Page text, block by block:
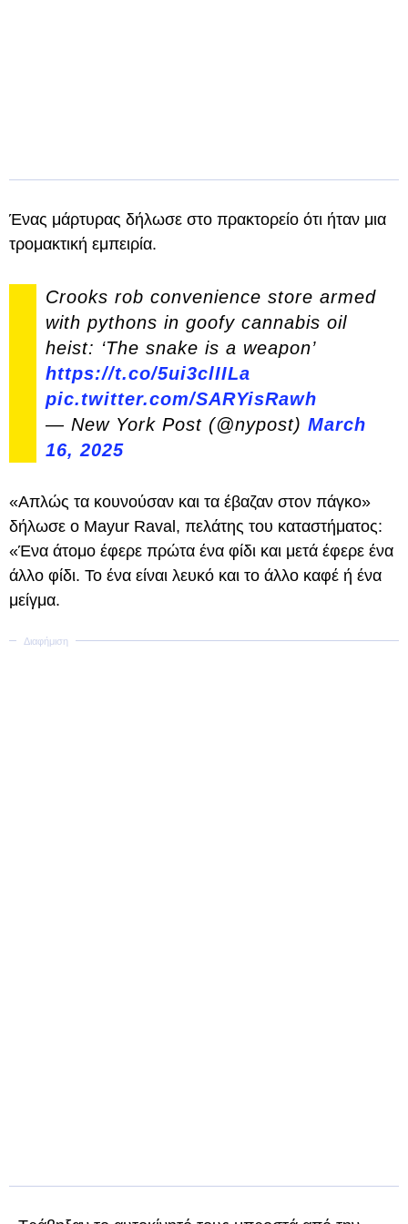
Ένας μάρτυρας δήλωσε στο πρακτορείο ότι ήταν μια
τρομακτική εμπειρία.
Crooks rob convenience store armed
with pythons in goofy cannabis oil
heist: ‘The snake is a weapon’
https://t.co/5ui3clIILa
pic.twitter.com/SARYisRawh
— New York Post (@nypost) March
16, 2025
«Απλώς τα κουνούσαν και τα έβαζαν στον πάγκο»
δήλωσε ο Mayur Raval, πελάτης του καταστήματος:
«Ένα άτομο έφερε πρώτα ένα φίδι και μετά έφερε ένα
άλλο φίδι. Το ένα είναι λευκό και το άλλο καφέ ή ένα
μείγμα.